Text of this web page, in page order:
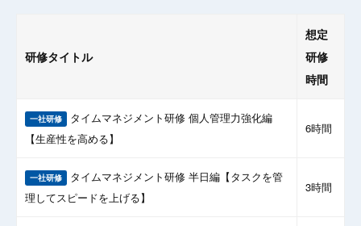
研修タイトル
想定
研修
時間
一社研修 タイムマネジメント研修 個人管理力強化編
【生産性を高める】
6時間
一社研修 タイムマネジメント研修 半日編【タスクを管
理してスピードを上げる】
3時間